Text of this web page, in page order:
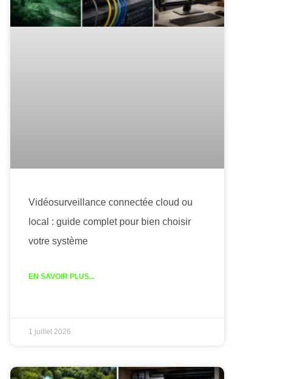
Vidéosurveillance connectée cloud ou
local : guide complet pour bien choisir
votre système
EN SAVOIR PLUS...
1 juillet 2026